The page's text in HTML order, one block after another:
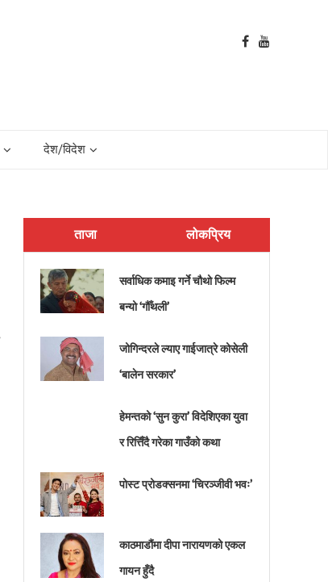
देश/विदेश
ताजा लोकप्रिय
सर्वाधिक कमाइ गर्ने चौथो फिल्म
बन्यो ‘गौँथली’
जोगिन्दरले ल्याए गाईजात्रे कोसेली
‘बालेन सरकार’
हेमन्तको ‘सुन कुरा’ विदेशिएका युवा
र रित्तिँदै गरेका गाउँको कथा
पोस्ट प्रोडक्सनमा ‘चिरञ्जीवी भवः’
काठमाडौंमा दीपा नारायणको एकल
गायन हुँदै